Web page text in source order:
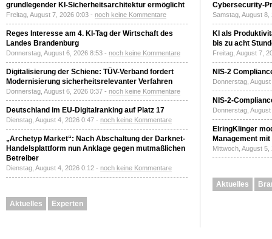
grundlegender KI-Sicherheitsarchitektur ermöglicht
Freitag, August 7, 2026 0:03 - noch keine Kommentare
Reges Interesse am 4. KI-Tag der Wirtschaft des
Landes Brandenburg
Donnerstag, August 6, 2026 8:53 - noch keine Kommentare
Digitalisierung der Schiene: TÜV-Verband fordert
Modernisierung sicherheitsrelevanter Verfahren
Donnerstag, August 6, 2026 0:37 - noch keine Kommentare
Deutschland im EU-Digitalranking auf Platz 17
Dienstag, August 4, 2026 0:47 - noch keine Kommentare
„Archetyp Market“: Nach Abschaltung der Darknet-
Handelsplattform nun Anklage gegen mutmaßlichen
Betreiber
Dienstag, August 4, 2026 0:12 - noch keine Kommentare
Aktuelles Experten
Cybersecurity-
Samstag, August
KI als
bis zu acht
Freitag, August 7,
NIS-2
Donnerstag,
NIS-2-
Donnerstag,
ElringKlinger
Management
Mittwoch, August
Aktuelles